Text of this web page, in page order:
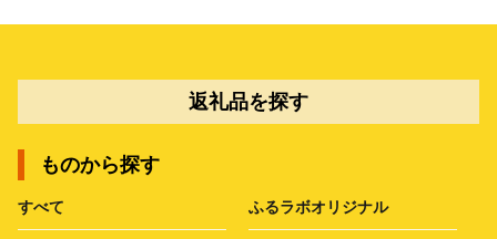
返礼品を探す
ものから探す
すべて ふるラボオリジナル